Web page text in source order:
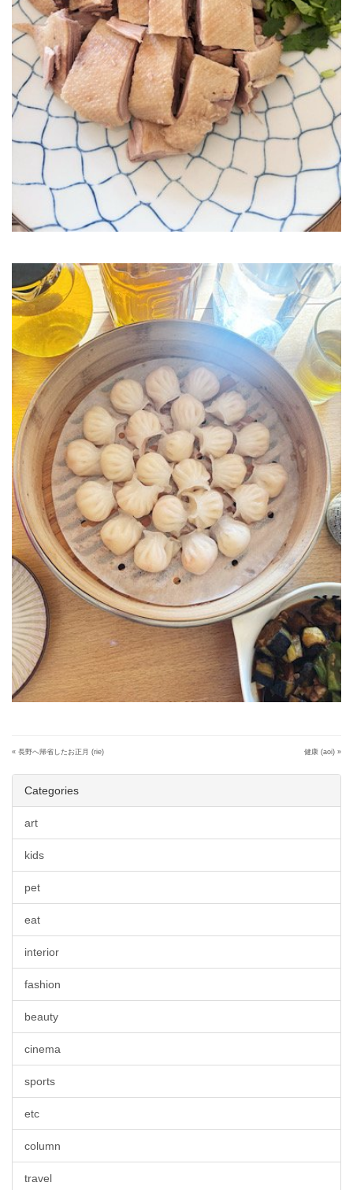
« 長野へ帰省したお正月 (rie) 健康 (aoi) »
Categories
art
kids
pet
eat
interior
fashion
beauty
cinema
sports
etc
column
travel